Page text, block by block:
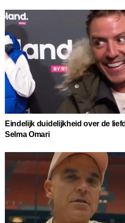
Eindelijk duidelijkheid over de
Selma Omari